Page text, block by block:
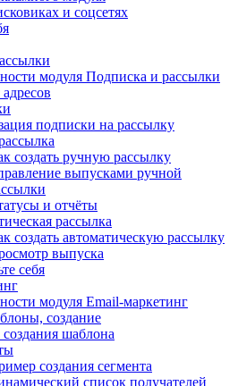
и соцсетях
модуля Подписка и рассылки
подписки на рассылку
создать ручную рассылку
выпусками ручной
и отчёты
рассылка
создать автоматическую рассылку
выпуска
себя
модуля Email-маркетинг
создание
шаблона
создания сегмента
список получателей